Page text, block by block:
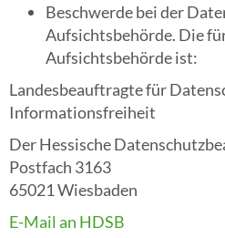
Beschwerde bei der
Aufsichtsbehörde. Die
Aufsichtsbehörde ist:
Landesbeauftragte für
Informationsfreiheit
Der Hessische
Postfach 3163
65021 Wiesbaden
E-Mail an HDSB